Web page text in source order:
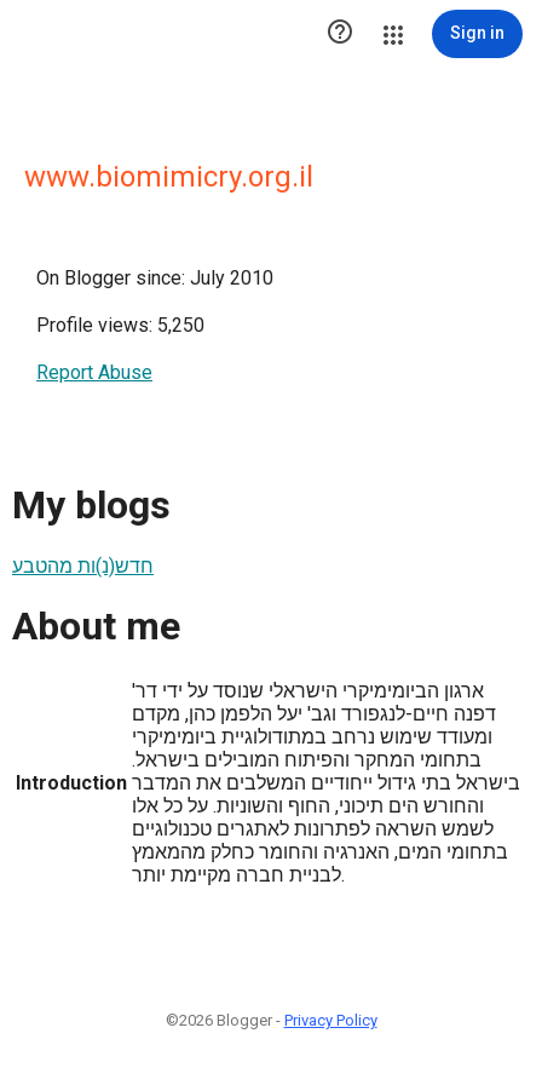
 Sign in
www.biomimicry.org.il
On Blogger since: July 2010
Profile views: 5,250
Report Abuse
My blogs
חדש(נ)ות מהטבע
About me
Introduction
ארגון הביומימיקרי הישראלי שנוסד על ידי דר'
דפנה חיים-לנגפורד וגב' יעל הלפמן כהן, מקדם
ומעודד שימוש נרחב במתודולוגיית ביומימיקרי
בתחומי המחקר והפיתוח המובילים בישראל.
בישראל בתי גידול ייחודיים המשלבים את המדבר
והחורש הים תיכוני, החוף והשוניות. על כל אלו
לשמש השראה לפתרונות לאתגרים טכנולוגיים
בתחומי המים, האנרגיה והחומר כחלק מהמאמץ
לבניית חברה מקיימת יותר.
©2026 Blogger - Privacy Policy